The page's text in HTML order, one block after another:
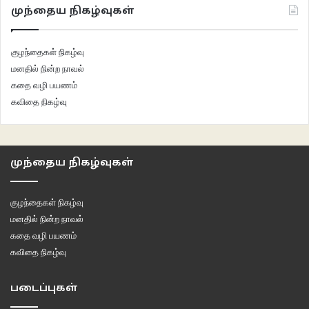
இந்திய அளவிலும், உலக அளவிலுமான படங்களின் அழகியல் ரீதியான யதார்த்த
உத்திகளையும், உணர்த்தும் தருணங்களையும் கொண்டிருப்பவை மகேந்திரனின்
படங்கள். ஒரு நிழலில் சரிந்திருக்கும் சிறிய செடியொன்றின் மெல்லிய
தனிமையையும், ஏக்கத்தையும், சுதந்திரத்தையும் உணர்த்துவது போலானவை
முந்தைய நிகழ்வுகள்
குழந்தைகள் நிகழ்வு
மனதில் நின்ற நாவல்
கதை வழி பயணம்
கவிதை நிகழ்வு
முந்தைய நிகழ்வுகள்
குழந்தைகள் நிகழ்வு
மனதில் நின்ற நாவல்
கதை வழி பயணம்
கவிதை நிகழ்வு
படைப்புகள்